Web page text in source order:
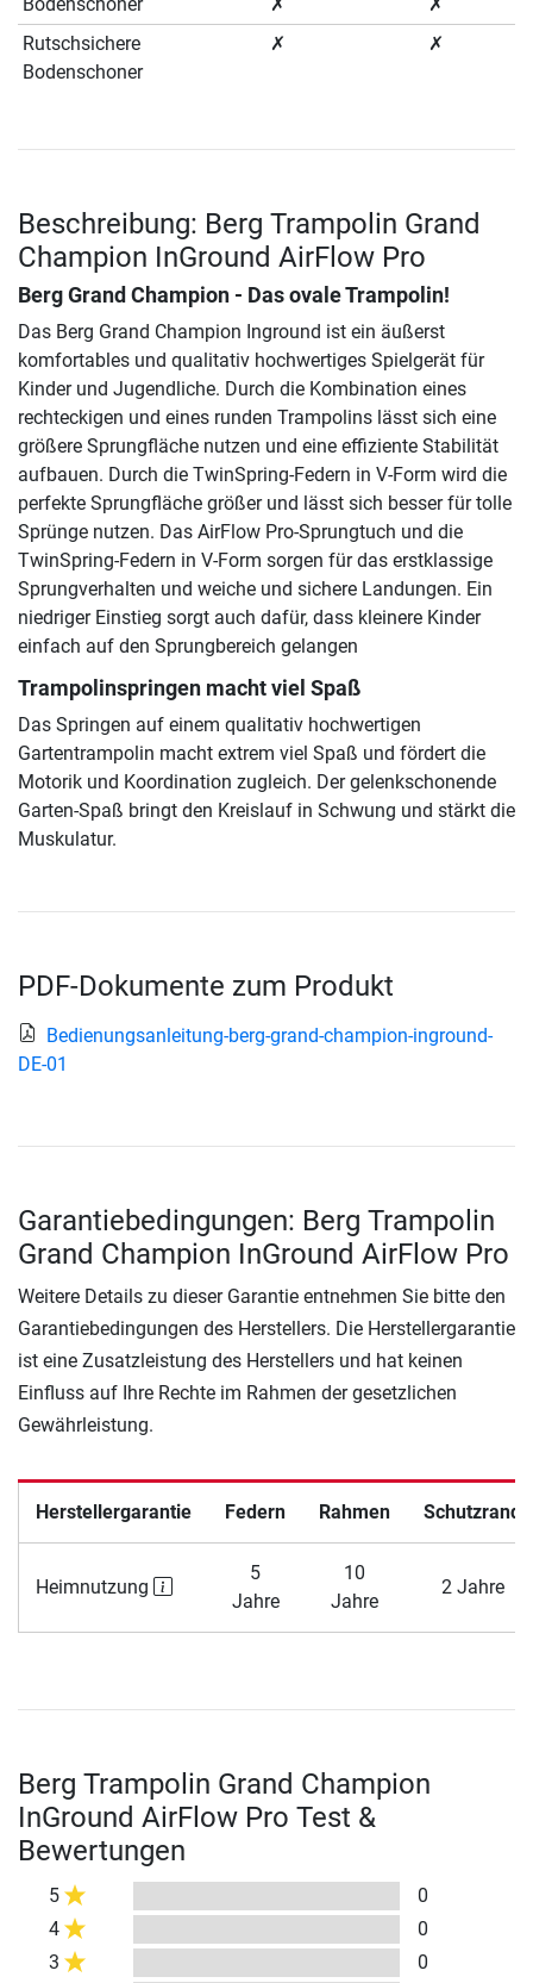
Rutschsichere
Bodenschoner
✗ ✗
Beschreibung: Berg Trampolin Grand
Champion InGround AirFlow Pro
Berg Grand Champion - Das ovale Trampolin!
Das Berg Grand Champion Inground ist ein äußerst
komfortables und qualitativ hochwertiges Spielgerät für
Kinder und Jugendliche. Durch die Kombination eines
rechteckigen und eines runden Trampolins lässt sich eine
größere Sprungfläche nutzen und eine effiziente Stabilität
aufbauen. Durch die TwinSpring-Federn in V-Form wird die
perfekte Sprungfläche größer und lässt sich besser für tolle
Sprünge nutzen. Das AirFlow Pro-Sprungtuch und die
TwinSpring-Federn in V-Form sorgen für das erstklassige
Sprungverhalten und weiche und sichere Landungen. Ein
niedriger Einstieg sorgt auch dafür, dass kleinere Kinder
einfach auf den Sprungbereich gelangen
Trampolinspringen macht viel Spaß
Das Springen auf einem qualitativ hochwertigen
Gartentrampolin macht extrem viel Spaß und fördert die
Motorik und Koordination zugleich. Der gelenkschonende
Garten-Spaß bringt den Kreislauf in Schwung und stärkt die
Muskulatur.
PDF-Dokumente zum Produkt
Bedienungsanleitung-berg-grand-champion-inground-
DE-01
Garantiebedingungen: Berg Trampolin
Grand Champion InGround AirFlow Pro
Weitere Details zu dieser Garantie entnehmen Sie bitte den
Garantiebedingungen des Herstellers. Die Herstellergarantie
ist eine Zusatzleistung des Herstellers und hat keinen
Einfluss auf Ihre Rechte im Rahmen der gesetzlichen
Gewährleistung.
Herstellergarantie Federn Rahmen Schutzrand
Heimnutzung
5
Jahre
10
Jahre
2 Jahre
Berg Trampolin Grand Champion
InGround AirFlow Pro Test &
Bewertungen
5
0
4
0
3
0